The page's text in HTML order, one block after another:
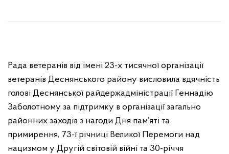
Рада ветеранів від імені 23-х тисячної організації
ветеранів Деснянського району висловила вдячність
голові Деснянської райдержадміністрації Геннадію
Заболотному за підтримку в організації загально
районних заходів з нагоди Дня пам’яті та
примирення, 73-ї річниці Великої Перемоги над
нацизмом у Другій світовій війні та 30-річчя